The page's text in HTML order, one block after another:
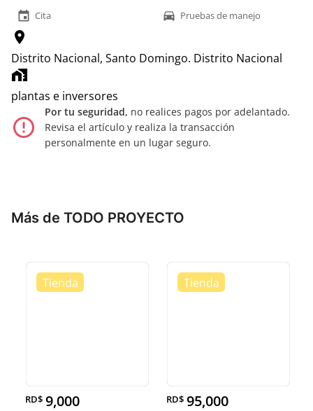
event Cita time_to_leave Pruebas de manejo
location_on
Distrito Nacional, Santo Domingo. Distrito Nacional
home_work
plantas e inversores
error_outline
Por tu seguridad, no realices pagos por adelantado.
Revisa el artículo y realiza la transacción
personalmente en un lugar seguro.
Más de TODO PROYECTO
RD$ 9,000 RD$ 95,000